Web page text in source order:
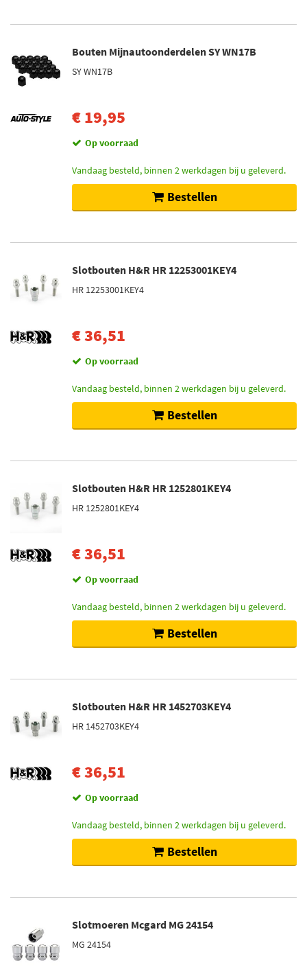
Bouten Mijnautoonderdelen SY WN17B
SY WN17B
€ 19,95
Op voorraad
Vandaag besteld, binnen 2 werkdagen bij u geleverd.
Bestellen
Slotbouten H&R HR 12253001KEY4
HR 12253001KEY4
€ 36,51
Op voorraad
Vandaag besteld, binnen 2 werkdagen bij u geleverd.
Bestellen
Slotbouten H&R HR 1252801KEY4
HR 1252801KEY4
€ 36,51
Op voorraad
Vandaag besteld, binnen 2 werkdagen bij u geleverd.
Bestellen
Slotbouten H&R HR 1452703KEY4
HR 1452703KEY4
€ 36,51
Op voorraad
Vandaag besteld, binnen 2 werkdagen bij u geleverd.
Bestellen
Slotmoeren Mcgard MG 24154
MG 24154